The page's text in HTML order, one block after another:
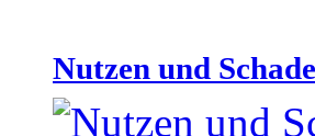
Nutzen und